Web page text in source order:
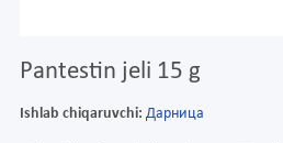
Pantestin jeli 15 g
Ishlab chiqaruvchi: Дарница